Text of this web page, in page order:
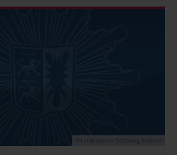
© Landespolizei Schleswig-Holstein